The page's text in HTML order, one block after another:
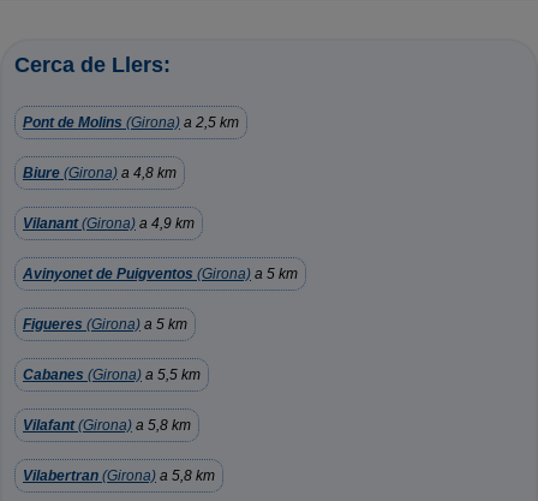
Cerca de Llers:
Pont de Molins (Girona) a 2,5 km
Biure (Girona) a 4,8 km
Vilanant(Girona) a 4,9 km
Avinyonet de Puigventos (Girona) a 5 km
Figueres (Girona) a 5 km
Cabanes (Girona) a 5,5 km
Vilafant(Girona) a 5,8 km
Vilabertran (Girona) a 5,8 km